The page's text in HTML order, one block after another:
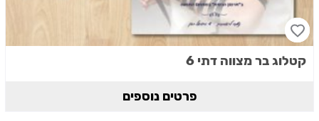
קטלוג בר מצווה דתי 6
פרטים נוספים